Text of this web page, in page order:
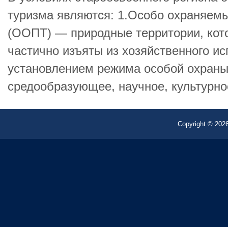
туризма являются: 1.Особо
(ООПТ) — природные территории,
частично изъяты из хозяйственного
установлением режима особой
средообразующее, научное,
Copyright ©